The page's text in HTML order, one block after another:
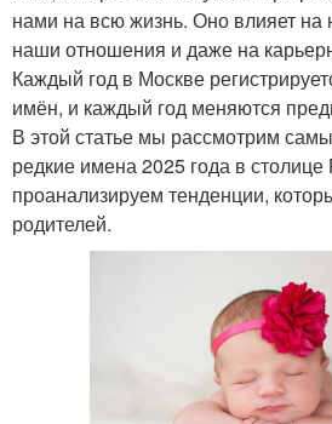
нами на всю жизнь. Оно влияет на
наши отношения и даже на
Каждый год в Москве
имён, и каждый год меняются
В этой статье мы рассмотрим
редкие имена 2025 года в столице
проанализируем тенденции,
родителей.